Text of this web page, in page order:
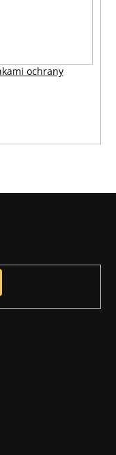
ochrany